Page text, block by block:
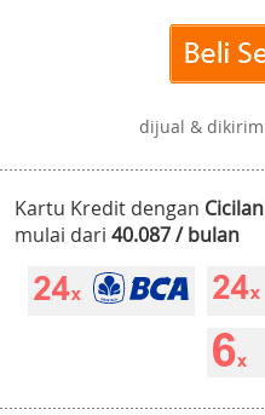
dijual &
Kartu Kredit dengan
mulai dari 40.087 / bulan